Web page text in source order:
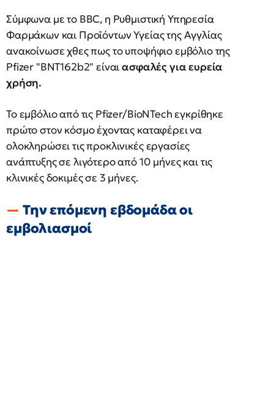
Σύμφωνα με το BBC, η Ρυθμιστική Υπηρεσία
Φαρμάκων και Προϊόντων Υγείας της Αγγλίας
ανακοίνωσε χθες πως το υποψήφιο εμβόλιο της
Pfizer "BNT162b2" είναιασφαλές για ευρεία
χρήση.
Το εμβόλιο από τις Pfizer/BioNTech εγκρίθηκε
πρώτο στον κόσμο έχοντας καταφέρει να
ολοκληρώσει τις προκλινικές εργασίες
ανάπτυξης σε λιγότερο από 10 μήνες και τις
κλινικές δοκιμές σε 3 μήνες.
Την επόμενη εβδομάδα οι
εμβολιασμοί